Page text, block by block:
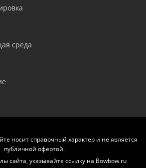
среда
носит справочный характер и не является
публичной офертой.
сайта, указывайте ссылку на Bowbow.ru